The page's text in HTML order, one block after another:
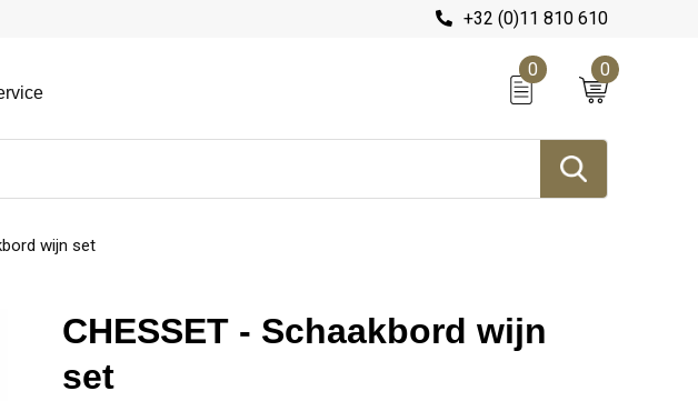
+32 (0)11 810 610
0 0
wijn set
CHESSET - Schaakbord wijn
set